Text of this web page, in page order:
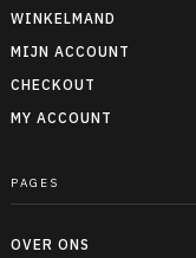
WINKELMAND
MIJN ACCOUNT
CHECKOUT
MY ACCOUNT
PAGES
OVER ONS